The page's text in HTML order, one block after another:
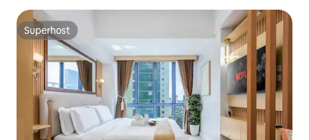
Superhost
Superhost